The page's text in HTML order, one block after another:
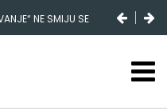
NE SMIJU SE